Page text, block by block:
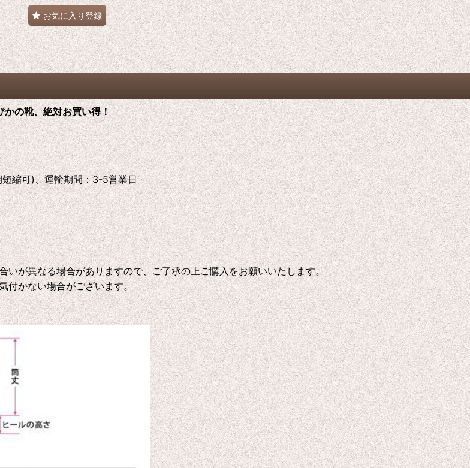
お気に入り登録
かの靴、絶対お買い得！
縮可)、運輸期間：3-5営業日
が異なる場合がありますので、ご了承の上ご購入をお願いいたします。
かない場合がございます。